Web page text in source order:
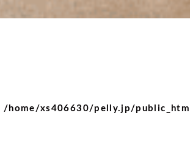
/home/xs406630/pelly.jp/